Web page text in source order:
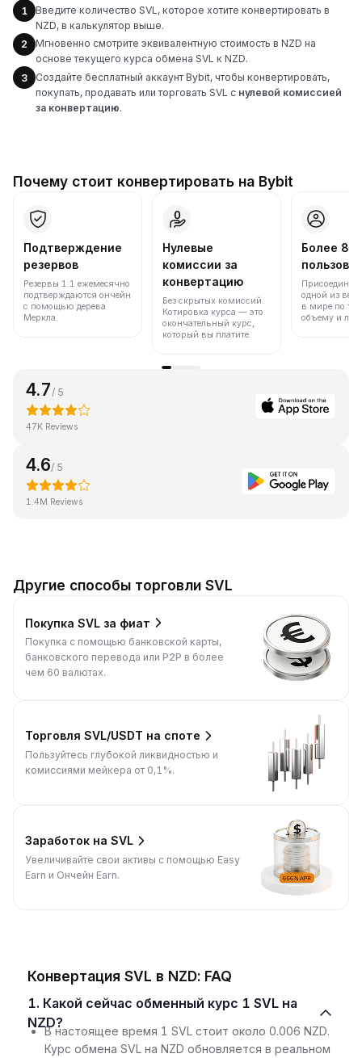
1
Введите количество SVL, которое хотите конвертировать в
NZD, в калькулятор выше.
2
Мгновенно смотрите эквивалентную стоимость в NZD на
основе текущего курса обмена SVL к NZD.
3
Создайте бесплатный аккаунт Bybit, чтобы конвертировать,
покупать, продавать или торговать SVL с нулевой комиссией
за конвертацию.
Почему стоит конвертировать на Bybit
Подтверждение
резервов
Резервы 1:1 ежемесячно
подтверждаются ончейн
с помощью дерева
Меркла.
Нулевые
комиссии за
конвертацию
Без скрытых комиссий.
Котировка курса — это
окончательный курс,
который вы платите.
Более 86
одной из
в мире по
объему и
4.7 / 5
47K Reviews
4.6/ 5
1.4M Reviews
Другие способы торговли SVL
Покупка SVL за фиат
Покупка с помощью банковской карты,
банковского перевода или P2P в более
чем 60 валютах.
Торговля SVL/USDT на споте
Пользуйтесь глубокой ликвидностью и
комиссиями мейкера от 0,1%.
Заработок на SVL
Увеличивайте свои активы с помощью Easy
Earn и Ончейн Earn.
Конвертация SVL в NZD: FAQ
1. Какой сейчас обменный курс 1 SVL на
NZD?
В настоящее время 1 SVL стоит около 0.006 NZD.
Курс обмена SVL на NZD обновляется в реальном